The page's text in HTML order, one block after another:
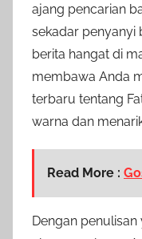
ajang pencarian
sekadar penyanyi
berita hangat di
membawa Anda
terbaru tentang
warna dan
Read More :
Dengan